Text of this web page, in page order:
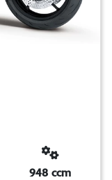
948 ccm